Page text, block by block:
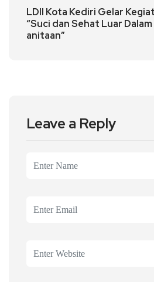
LDII Kota Kediri Gelar
“Suci dan Sehat Luar Dalam
anitaan”
Leave a Reply